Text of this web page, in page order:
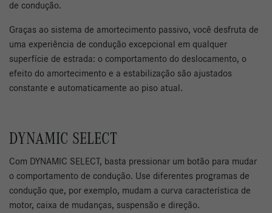
de condução.
Graças ao sistema de amortecimento passivo, você desfruta de
uma experiência de condução excepcional em qualquer
superfície de estrada: o comportamento do deslocamento, o
efeito do amortecimento e a estabilização são ajustados
constante e automaticamente ao piso atual.
DYNAMIC SELECT
Com DYNAMIC SELECT, basta pressionar um botão para mudar
o comportamento de condução. Use diferentes programas de
condução que, por exemplo, mudam a curva característica de
motor, caixa de mudanças, suspensão e direção.